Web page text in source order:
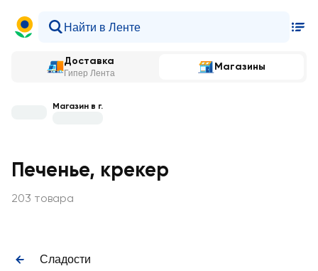
Доставка
Гипер Лента
Магазины
Магазин в г.
Печенье, крекер
203 товара
Сладости